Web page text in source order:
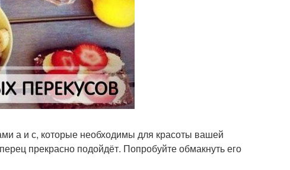
а и с, которые необходимы для красоты вашей
прекрасно подойдёт. Попробуйте обмакнуть его